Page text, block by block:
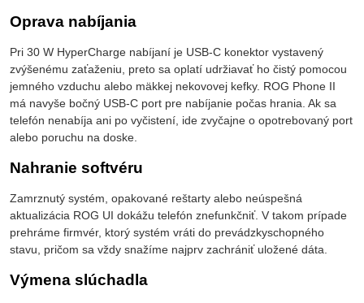
Oprava nabíjania
Pri 30 W HyperCharge nabíjaní je USB-C konektor vystavený
zvýšenému zaťaženiu, preto sa oplatí udržiavať ho čistý pomocou
jemného vzduchu alebo mäkkej nekovovej kefky. ROG Phone II
má navyše bočný USB-C port pre nabíjanie počas hrania. Ak sa
telefón nenabíja ani po vyčistení, ide zvyčajne o opotrebovaný port
alebo poruchu na doske.
Nahranie softvéru
Zamrznutý systém, opakované reštarty alebo neúspešná
aktualizácia ROG UI dokážu telefón znefunkčniť. V takom prípade
prehráme firmvér, ktorý systém vráti do prevádzkyschopného
stavu, pričom sa vždy snažíme najprv zachrániť uložené dáta.
Výmena slúchadla